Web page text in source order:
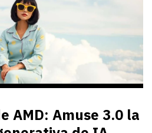
AMD: Amuse 3.0 la